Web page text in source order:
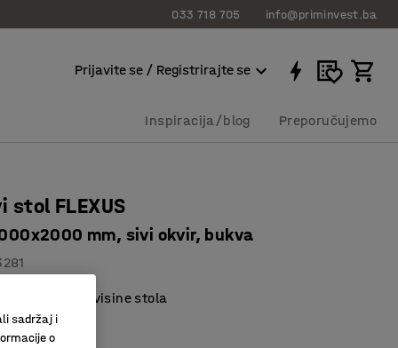
033 718 705 info@priminvest.ba
Prijavite se / Registrirajte se
Inspiracija/blog Preporučujemo
stol FLEXUS
mm, sivi okvir, bukva
podešavanje visine stola
ploča stola
sadržaj i
o